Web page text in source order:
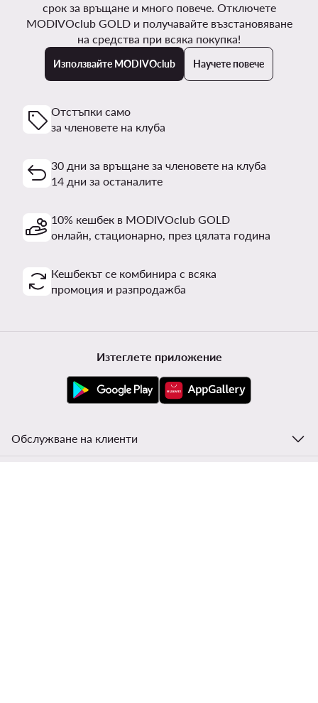
срок за връщане и много повече. Отключете
MODIVOclub GOLD и получавайте възстановяване
на средства при всяка покупка!
Използвайте MODIVOclub Научете повече
Отстъпки само
за членовете на клуба
30 дни за връщане за членовете на клуба
14 дни за останалите
10% кешбек в MODIVOclub GOLD
онлайн, стационарно, през цялата година
Кешбекът се комбинира с всяка
промоция и разпродажба
Изтеглете приложение
Обслужване на клиенти